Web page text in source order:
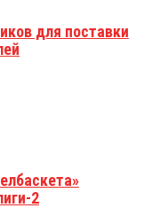
для поставки
2